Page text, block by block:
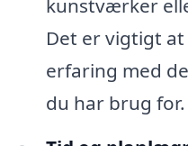
kunstværker
Det er vigtigt
erfaring med
du har brug for.